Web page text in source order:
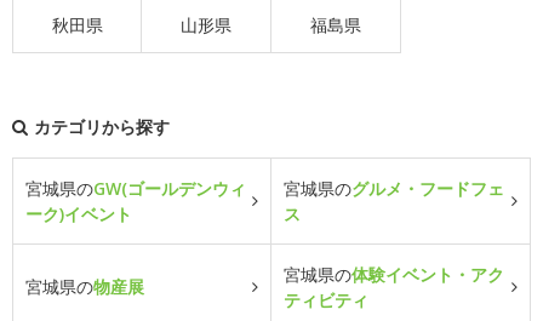
秋田県 山形県 福島県
カテゴリから探す
宮城県のGW(ゴールデンウィ
ーク)イベント
宮城県のグルメ・フードフェ
ス
宮城県の物産展
宮城県の体験イベント・アク
ティビティ